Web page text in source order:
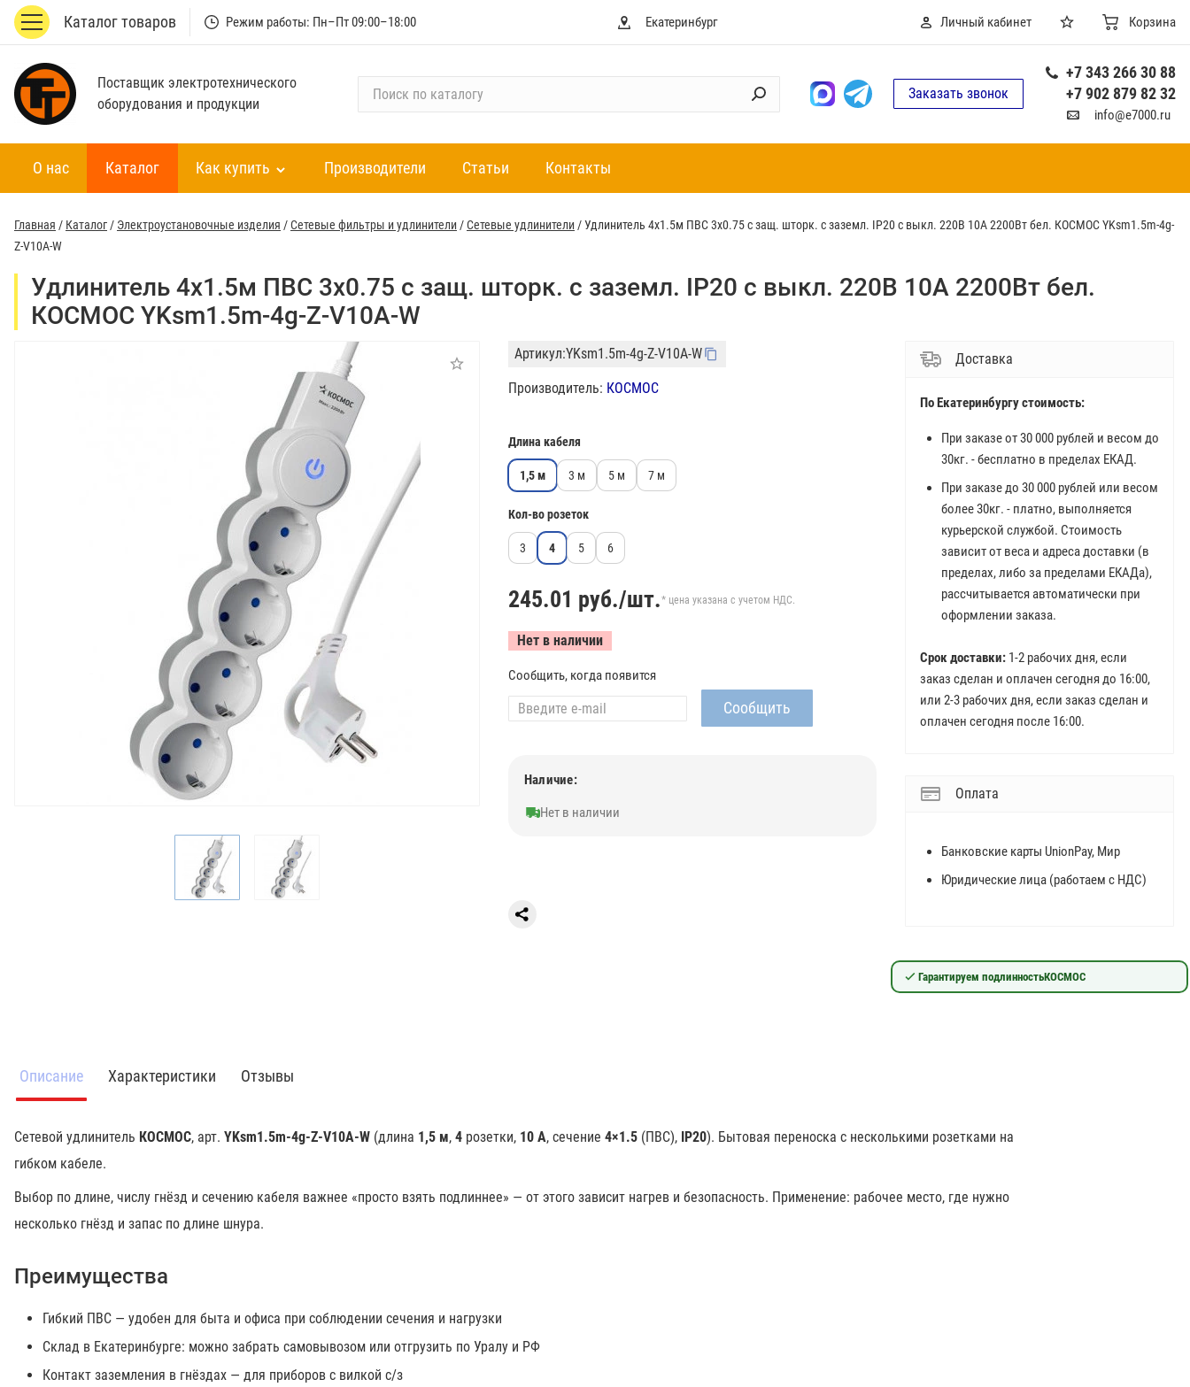
Каталог товаров Режим работы: Пн–Пт 09:00–18:00 Екатеринбург Личный кабинет Корзина
Поставщик электротехнического
оборудования и продукции
с
к
п
к
т
а
л
о
Заказать звонок
+7 343 266 30 88
+7 902 879 82 32
info@e7000.ru
О нас Каталог Как купить Производители Статьи Контакты
Главная / Каталог/ Электроустановочные изделия /Сетевые фильтры и удлинители /Сетевые удлинители /Удлинитель 4х1.5м ПВС 3х0.75 с защ. шторк. с заземл. IP20 с выкл. 220В 10А 2200Вт бел. КОСМОС YKsm1.5m-4g-
Z-V10A-W
Удлинитель 4х1.5м ПВС 3х0.75 с защ. шторк. с заземл. IP20 с выкл. 220В 10А 2200Вт бел.
КОСМОС YKsm1.5m-4g-Z-V10A-W
Артикул:YKsm1.5m-4g-Z-V10A-W
Производитель: КОСМОС
Длина кабеля
1,5 м 3 м 5 м 7 м
Кол-во розеток
3 4 5 6
245.01 руб./шт.* цена указана с учетом НДС.
Нет в наличии
Сообщить, когда появится
Наличие:
Нет в наличии
Доставка
По Екатеринбургу стоимость:
При заказе от 30 000 рублей и весом до
30кг. - бесплатно в пределах ЕКАД.
При заказе до 30 000 рублей или весом
более 30кг. - платно, выполняется
курьерской службой. Стоимость
зависит от веса и адреса доставки (в
пределах, либо за пределами ЕКАДа),
рассчитывается автоматически при
оформлении заказа.
Срок доставки:1-2 рабочих дня, если
заказ сделан и оплачен сегодня до 16:00,
или 2-3 рабочих дня, если заказ сделан и
оплачен сегодня после 16:00.
Оплата
Банковские карты UnionPay, Мир
Юридические лица (работаем с НДС)
Гарантируем подлинностьКОСМОС
Описание Характеристики Отзывы
Сетевой удлинитель КОСМОС, арт. YKsm1.5m-4g-Z-V10A-W (длина 1,5 м, 4 розетки, 10 А, сечение 4×1.5 (ПВС), IP20). Бытовая переноска с несколькими розетками на
гибком кабеле.
Выбор по длине, числу гнёзд и сечению кабеля важнее «просто взять подлиннее» — от этого зависит нагрев и безопасность. Применение: рабочее место, где нужно
несколько гнёзд и запас по длине шнура.
Преимущества
Гибкий ПВС — удобен для быта и офиса при соблюдении сечения и нагрузки
Склад в Екатеринбурге: можно забрать самовывозом или отгрузить по Уралу и РФ
Контакт заземления в гнёздах — для приборов с вилкой с/з